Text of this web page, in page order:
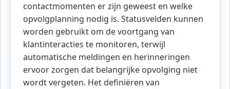
contactmomenten er zijn geweest en welke
opvolgplanning nodig is. Statusvelden kunnen
worden gebruikt om de voortgang van
klantinteracties te monitoren, terwijl
automatische meldingen en herinneringen
ervoor zorgen dat belangrijke opvolging niet
wordt vergeten. Het definiëren van